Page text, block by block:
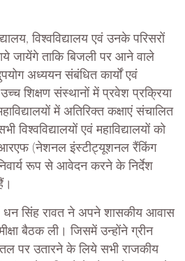
विश्वविद्यालय एवं उनके परिसरों
जायेंगे ताकि बिजली पर आने वाले
अध्ययन संबंधित कार्यों एवं
शिक्षण संस्थानों में प्रवेश प्रक्रिया
में अतिरिक्त कक्षाएं संचालित
एवं महाविद्यालयों को
(नेशनल इंस्टीट्यूशनल रैंकिंग
रूप से आवेदन करने के निर्देश
धन सिंह रावत ने अपने शासकीय आवास
बैठक ली। जिसमें उन्होंने ग्रीन
पर उतारने के लिये सभी राजकीय